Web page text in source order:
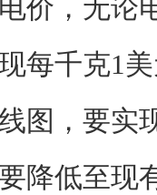
价，无论
每千克1
图，要实
降低至现